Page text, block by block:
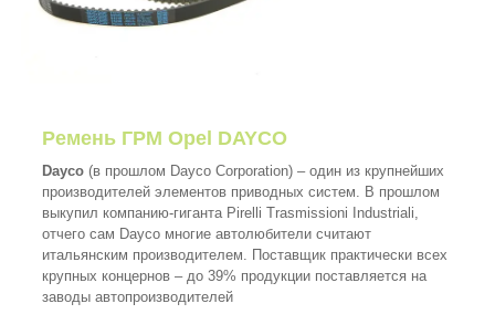
Ремень ГРМ Opel DAYCO
Dayco (в прошлом Dayco Corporation) – один из крупнейших
производителей элементов приводных систем. В прошлом
выкупил компанию-гиганта Pirelli Trasmissioni Industriali,
отчего сам Dayco многие автолюбители считают
итальянским производителем. Поставщик практически всех
крупных концернов – до 39% продукции поставляется на
заводы автопроизводителей